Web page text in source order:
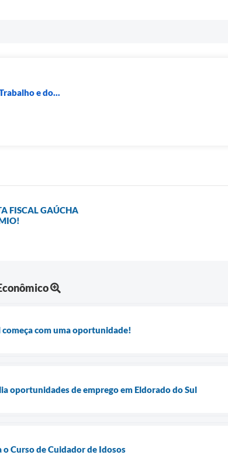
e do...
FISCAL GAÚCHA
com uma oportunidade!
oportunidades de emprego em Eldorado do Sul
o Curso de Cuidador de Idosos